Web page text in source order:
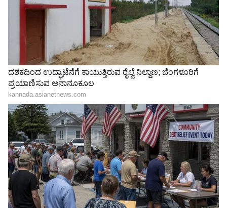
B Nagendra: ಕೋರ್ಟ್‌ ಷರತ್ತು
ಮೀರಿ ನಾಗೇಂದ್ರ ದಿಲ್ಲಿ ಭೇಟಿ: ಇಡಿ
ತನಿಖೆ, ಸಾಕ್ಷ್ಯ ಸಿಕ್ಕರೆ ಏನಾಗುತ್ತೆ?
Rahul gandhi Next PM:
2029ಕ್ಕೆ ರಾಹುಲ್ ಗಾಂಧಿ ಪ್ರಧಾನಿ
ಮಾಡಲು ಪಣ, ಕಾರ್ಯಕರ್ತರಿಗೆ
ನೂತನ ಸಚಿವ ಪಿಎಂ
LATEST VIDEOS
"ರಾಜಕೀಯ ಬೇಡ, ಸಿನಿಮಾನೇ ಪ್ರಾಣ":
ಕನಕೋತ್ಸವದಲ್ಲಿ ರಿಷಬ್ ಶೆಟ್ಟಿ | Rishab
Shetty speech | Suvarna News
ಶೇ.50 ರಿಂದ ಶೇ.18 ಕ್ಕೆ TAX ಇಳಿಕೆ: ಮೋದಿ-
ಟ್ರಂಪ್ ಐತಿಹಾಸಿಕ ಒಪ್ಪಂದ | India US
Trade Deal | Party Rounds